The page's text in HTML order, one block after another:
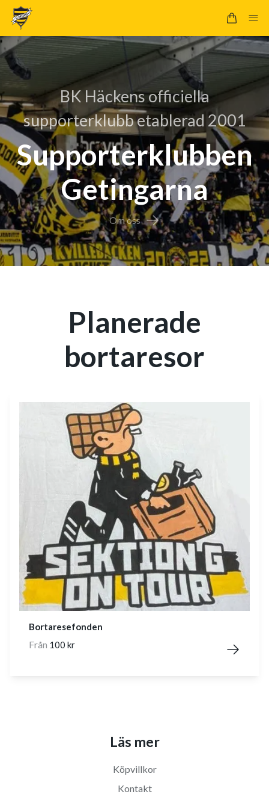
BK Häckens officiella
supporterklubb etablerad 2001
Supporterklubben
Getingarna
Om oss
Planerade
bortaresor
Bortaresefonden
Från 100 kr
Läs mer
Köpvillkor
Kontakt